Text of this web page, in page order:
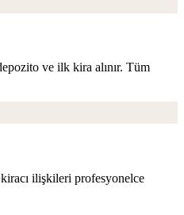
ve ilk kira alınır. Tüm
ilişkileri profesyonelce